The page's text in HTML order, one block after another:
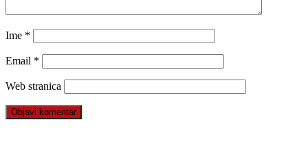
Ime *
Email *
Web stranica